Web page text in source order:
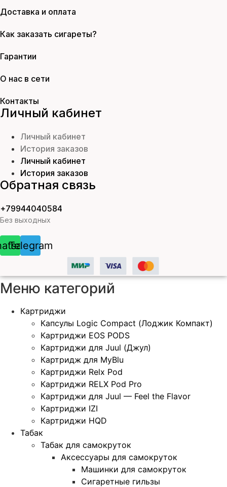
Доставка и оплата
Как заказать сигареты?
Гарантии
О нас в сети
Контакты
Личный кабинет
Личный кабинет
История заказов
Личный кабинет
История заказов
Обратная связь
+79944040584
Без выходных
Telegram
Меню категорий
Картриджи
Капсулы Logic Compact (Лоджик Компакт)
Картриджи EOS PODS
Картриджи для Juul (Джул)
Картридж для MyBlu
Картриджи Relx Pod
Картриджи RELX Pod Pro
Картриджи для Juul — Feel the Flavor
Картриджи IZI
Картриджи HQD
Табак
Табак для самокруток
Аксессуары для самокруток
Машинки для самокруток
Сигаретные гильзы